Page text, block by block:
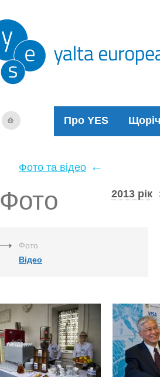
Про YES
Фото та відео ←
Фото 2013 рік
Фото
Відео